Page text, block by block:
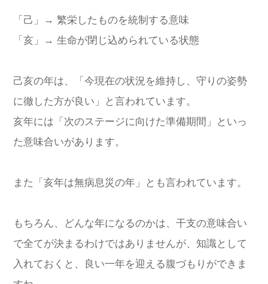
「己」→ 繁栄したものを統制する意味
「亥」→ 生命が閉じ込められている状態
己亥の年は、「今現在の状況を維持し、守りの姿勢
に徹した方が良い」と言われています。
亥年には「次のステージに向けた準備期間」といっ
た意味合いがあります。
また「亥年は無病息災の年」とも言われています。
もちろん、どんな年になるのかは、干支の意味合い
で全てが決まるわけではありませんが、知識として
入れておくと、良い一年を迎える腹づもりができま